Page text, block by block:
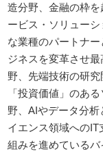
造分野、金融の枠
ービス・ソリュー
な業種のパートナ
ジネスを変革させ
野、先端技術の研
「投資価値」のあ
野、AIやデータ分
イエンス領域へのIT
組みを進めているバ